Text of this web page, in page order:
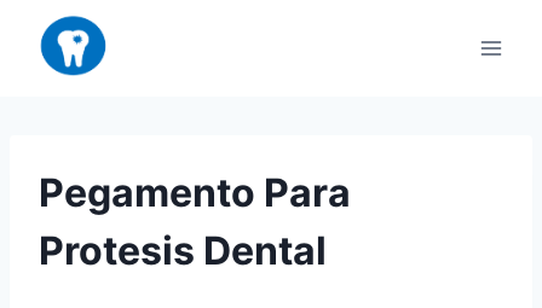
Saltar
contenido
Pegamento Para
Protesis Dental